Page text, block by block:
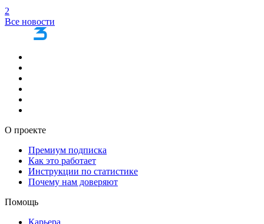
2
Все новости
О проекте
Премиум подписка
Как это работает
Инструкции по статистике
Почему нам доверяют
Помощь
Карьера